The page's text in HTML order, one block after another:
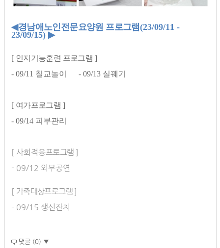
◀경남애노인전문요양원 프로그램 (23/09/11 -
23/09/15) ▶
[ 인지기능훈련 프로그램 ]
- 09/11 칠교놀이 - 09/13 실꿰기
[ 여가프로그램 ]
- 09/14 피부관리
[ 사회적응프로그램 ]
- 09/12 외부공연
[ 가족대상프로그램 ]
- 09/15 생신잔치
댓글 (0) ▼